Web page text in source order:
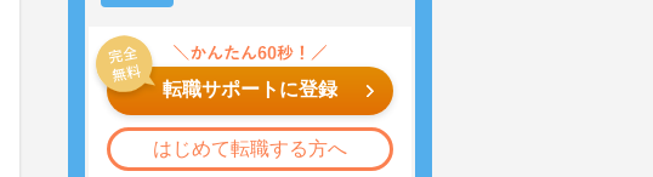
転職サポートに登録
はじめて転職する方へ